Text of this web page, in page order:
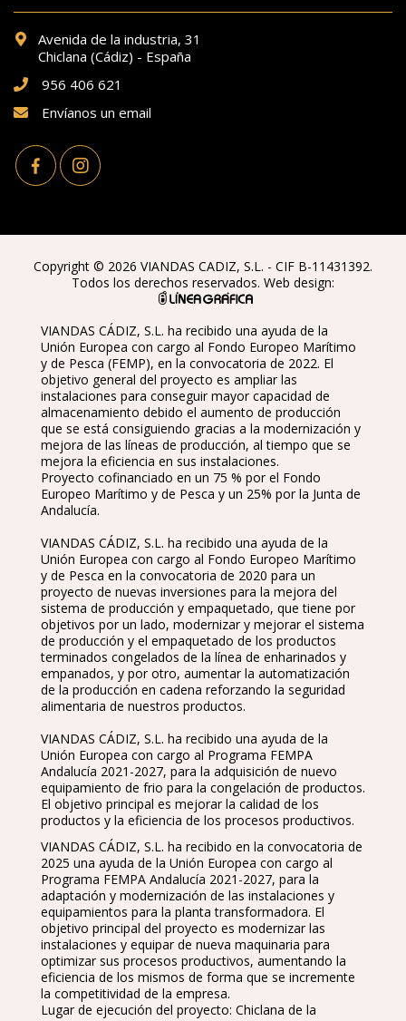
Avenida de la industria, 31
Chiclana (Cádiz) - España
956 406 621
Envíanos un email
Copyright © 2026 VIANDAS CADIZ, S.L. - CIF B-11431392.
Todos los derechos reservados. Web design:
VIANDAS CÁDIZ, S.L. ha recibido una ayuda de la
Unión Europea con cargo al Fondo Europeo Marítimo
y de Pesca (FEMP), en la convocatoria de 2022. El
objetivo general del proyecto es ampliar las
instalaciones para conseguir mayor capacidad de
almacenamiento debido el aumento de producción
que se está consiguiendo gracias a la modernización y
mejora de las líneas de producción, al tiempo que se
mejora la eficiencia en sus instalaciones.
Proyecto cofinanciado en un 75 % por el Fondo
Europeo Marítimo y de Pesca y un 25% por la Junta de
Andalucía.
VIANDAS CÁDIZ, S.L. ha recibido una ayuda de la
Unión Europea con cargo al Fondo Europeo Marítimo
y de Pesca en la convocatoria de 2020 para un
proyecto de nuevas inversiones para la mejora del
sistema de producción y empaquetado, que tiene por
objetivos por un lado, modernizar y mejorar el sistema
de producción y el empaquetado de los productos
terminados congelados de la línea de enharinados y
empanados, y por otro, aumentar la automatización
de la producción en cadena reforzando la seguridad
alimentaria de nuestros productos.
VIANDAS CÁDIZ, S.L. ha recibido una ayuda de la
Unión Europea con cargo al Programa FEMPA
Andalucía 2021-2027, para la adquisición de nuevo
equipamiento de frio para la congelación de productos.
El objetivo principal es mejorar la calidad de los
productos y la eficiencia de los procesos productivos.
VIANDAS CÁDIZ, S.L. ha recibido en la convocatoria de
2025 una ayuda de la Unión Europea con cargo al
Programa FEMPA Andalucía 2021-2027, para la
adaptación y modernización de las instalaciones y
equipamientos para la planta transformadora. El
objetivo principal del proyecto es modernizar las
instalaciones y equipar de nueva maquinaria para
optimizar sus procesos productivos, aumentando la
eficiencia de los mismos de forma que se incremente
la competitividad de la empresa.
Lugar de ejecución del proyecto: Chiclana de la